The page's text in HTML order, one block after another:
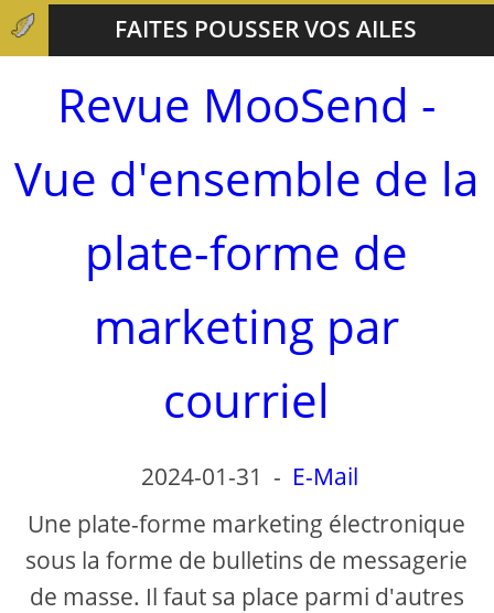
FAITES POUSSER VOS AILES
Revue MooSend -
Vue d'ensemble de la
plate-forme de
marketing par
courriel
2024-01-31 - E-Mail
Une plate-forme marketing électronique
sous la forme de bulletins de messagerie
de masse. Il faut sa place parmi d'autres